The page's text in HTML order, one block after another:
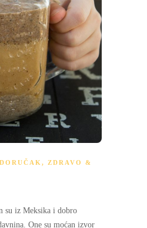
DORUČAK , ZDRAVO &
su iz Meksika i dobro
One su moćan izvor